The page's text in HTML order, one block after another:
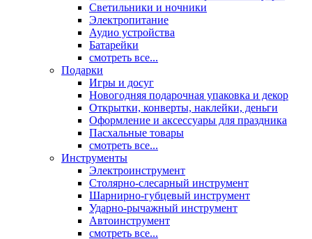
Светильники и ночники
Электропитание
Аудио устройства
Батарейки
смотреть все...
Подарки
Игры и досуг
Новогодняя подарочная упаковка и декор
Открытки, конверты, наклейки, деньги
Оформление и аксессуары для праздника
Пасхальные товары
смотреть все...
Инструменты
Электроинструмент
Столярно-слесарный инструмент
Шарнирно-губцевый инструмент
Ударно-рычажный инструмент
Автоинструмент
смотреть все...